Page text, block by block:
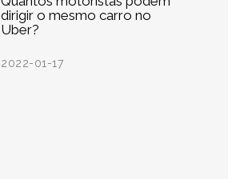
dirigir o mesmo carro no
Uber?
2022-01-17